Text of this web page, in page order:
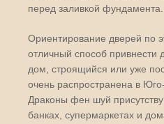
перед заливкой фундамента.
Ориентирование дверей по
отличный способ привнести
дом, строящийся или уже
очень распространена в
Драконы фен шуй
банках, супермаркетах и